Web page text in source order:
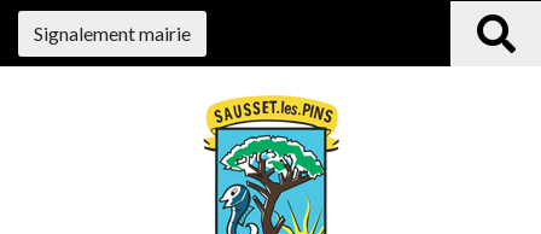
Signalement mairie